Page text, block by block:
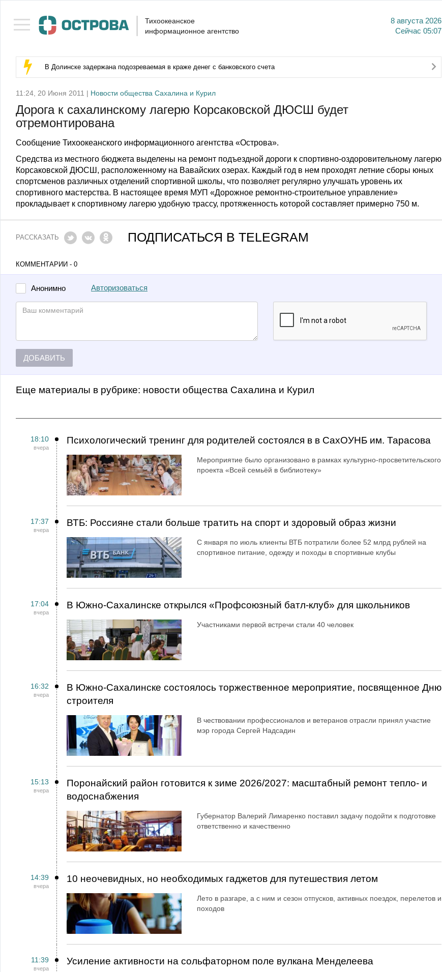
Тихоокеанское
информационное агентство
8 августа 2026
Сейчас 05:07
В Долинске задержана подозреваемая в краже денег с банковского счета
11:24, 20 Июня 2011 | Новости общества Сахалина и Курил
Дорога к сахалинскому лагерю Корсаковской ДЮСШ будет
отремонтирована
Сообщение Тихоокеанского информационного агентства «Острова».
Средства из местного бюджета выделены на ремонт подъездной дороги к спортивно-оздоровительному лагерю
Корсаковской ДЮСШ, расположенному на Вавайских озерах. Каждый год в нем проходят летние сборы юных
спортсменов различных отделений спортивной школы, что позволяет регулярно улучшать уровень их
спортивного мастерства. В настоящее время МУП «Дорожное ремонтно-строительное управление»
прокладывает к спортивному лагерю удобную трассу, протяженность которой составляет примерно 750 м.
РАССКАЗАТЬ ПОДПИСАТЬСЯ В TELEGRAM
КОММЕНТАРИИ - 0
Анонимно Авторизоваться
ДОБАВИТЬ
Еще материалы в рубрике: Новости общества Сахалина и Курил
18:10
вчера
Психологический тренинг для родителей состоялся в в СахОУНБ им. Тарасова
Мероприятие было организовано в рамках культурно-просветительского
проекта «Всей семьёй в библиотеку»
17:37
вчера
ВТБ: Россияне стали больше тратить на спорт и здоровый образ жизни
С января по июль клиенты ВТБ потратили более 52 млрд рублей на
спортивное питание, одежду и походы в спортивные клубы
17:04
вчера
В Южно-Сахалинске открылся «Профсоюзный батл-клуб» для школьников
Участниками первой встречи стали 40 человек
16:32
вчера
В Южно-Сахалинске состоялось торжественное мероприятие, посвященное Дню
строителя
В чествовании профессионалов и ветеранов отрасли принял участие
мэр города Сергей Надсадин
15:13
вчера
Поронайский район готовится к зиме 2026/2027: масштабный ремонт тепло- и
водоснабжения
Губернатор Валерий Лимаренко поставил задачу подойти к подготовке
ответственно и качественно
14:39
вчера
10 неочевидных, но необходимых гаджетов для путешествия летом
Лето в разгаре, а с ним и сезон отпусков, активных поездок, перелетов и
походов
11:39
вчера
Усиление активности на сольфаторном поле вулкана Менделеева